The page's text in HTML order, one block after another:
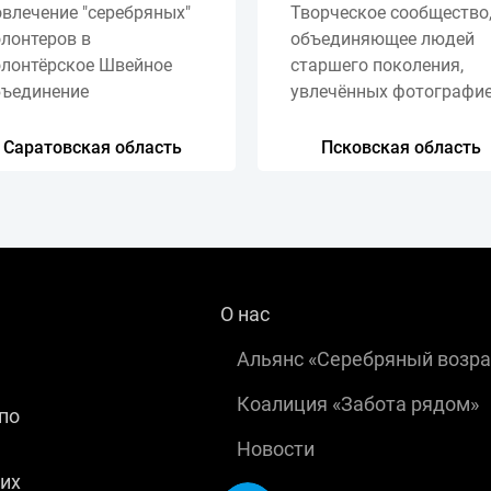
"серебряных"
в
Швейное
Саратовская область
Творческое сообщество,
объединяющее людей
старшего поколения,
увлечённых
Псковская область
О нас
Альянс «Серебряный
Коалиция «Забота рядом»
Новости